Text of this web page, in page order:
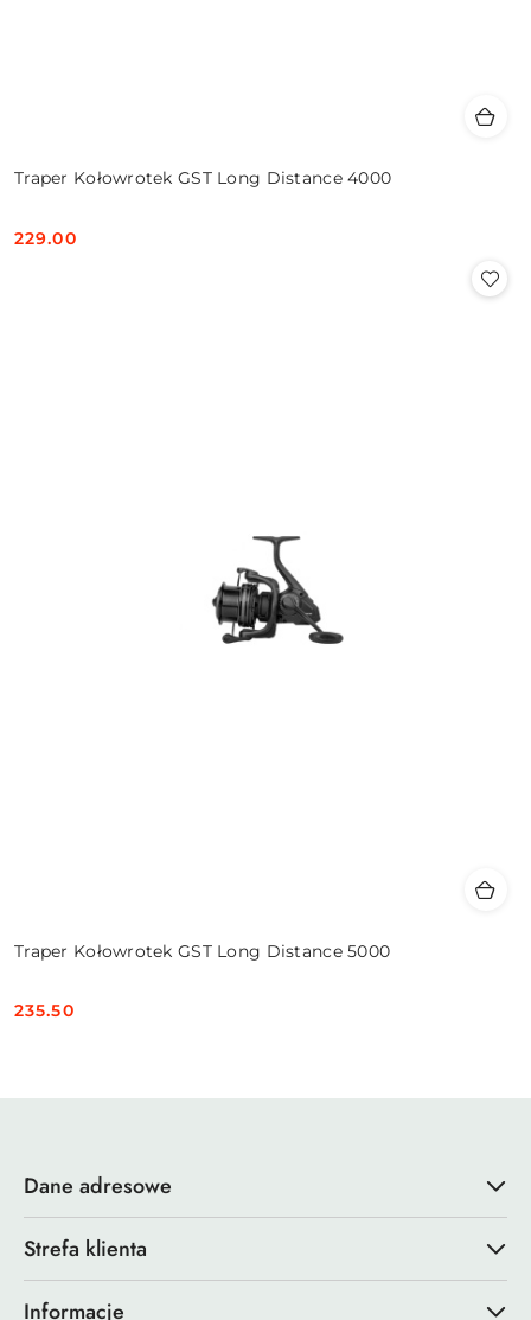
Traper Kołowrotek GST Long Distance 4000
Cena:
229.00
Traper Kołowrotek GST Long Distance 5000
Cena:
235.50
Dane adresowe
Strefa klienta
Informacje